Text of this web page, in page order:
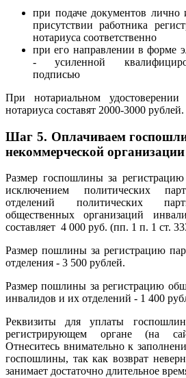
при подаче документов лично
присутствии работника
нотариуса соответственно
при его направлении в форме
- усиленной
подписью
При нотариальном
нотариуса составят 2000-3000 рублей.
Шаг 5. Оплачиваем
некоммерческой организации
Размер госпошлины за
исключением политических
отделений политических
общественных организаций
составляет 4 000 руб. (пп. 1 п. 1 ст.
Размер пошлины за регистрацию
отделения - 3 500 рублей.
Размер пошлины за регистрацию
инвалидов и их отделений - 1 400
Реквизиты для уплаты
регистрирующем органе (на
Отнеситесь внимательно к
госпошлины, так как возврат
занимает достаточно длительное